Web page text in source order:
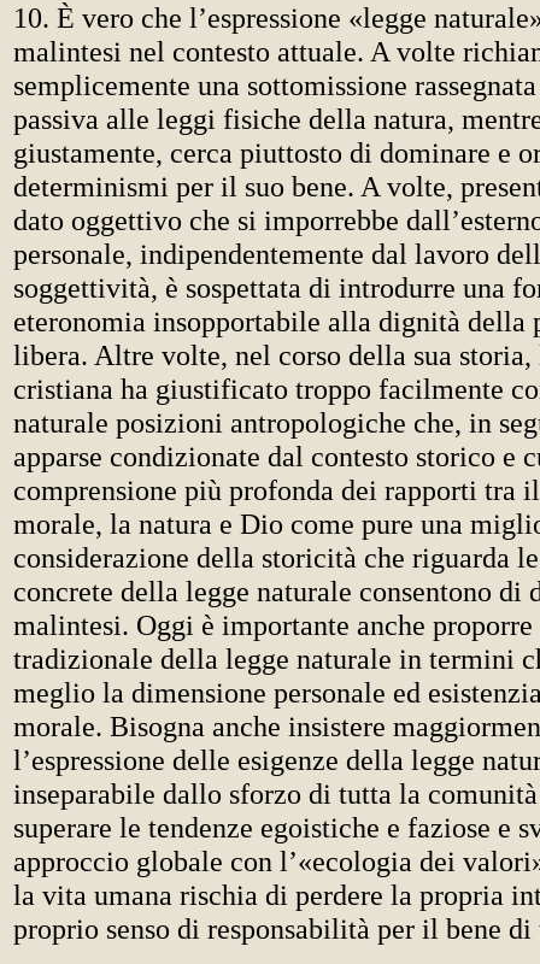
10. È vero che l’espressione «legge
malintesi nel contesto attuale. A volte
semplicemente una sottomissione
passiva alle leggi fisiche della natura,
giustamente, cerca piuttosto di dominare e
determinismi per il suo bene. A volte,
dato oggettivo che si imporrebbe
personale, indipendentemente dal lavoro
soggettività, è sospettata di introdurre una
eteronomia insopportabile alla dignità della
libera. Altre volte, nel corso della sua
cristiana ha giustificato troppo facilmente
naturale posizioni antropologiche che, in
apparse condizionate dal contesto storico e
comprensione più profonda dei rapporti tra
morale, la natura e Dio come pure una
considerazione della storicità che riguarda
concrete della legge naturale consentono di
malintesi. Oggi è importante anche
tradizionale della legge naturale in termini
meglio la dimensione personale ed
morale. Bisogna anche insistere
l’espressione delle esigenze della legge
inseparabile dallo sforzo di tutta la
superare le tendenze egoistiche e faziose e
approccio globale con l’«ecologia dei
la vita umana rischia di perdere la propria
proprio senso di responsabilità per il bene